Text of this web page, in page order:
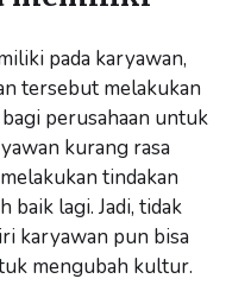
pada karyawan,
tersebut melakukan
perusahaan untuk
kurang rasa
tindakan
baik lagi. Jadi, tidak
karyawan pun bisa
mengubah kultur.